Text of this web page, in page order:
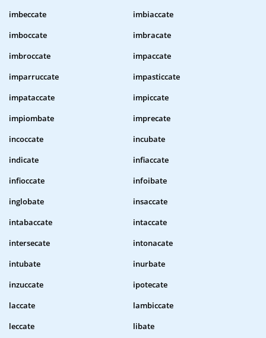
imbeccate
imbiaccate
imboccate
imbracate
imbroccate
impaccate
imparruccate
impasticcate
impataccate
impiccate
impiombate
imprecate
incoccate
incubate
indicate
infiaccate
infioccate
infoibate
inglobate
insaccate
intabaccate
intaccate
intersecate
intonacate
intubate
inurbate
inzuccate
ipotecate
laccate
lambiccate
leccate
libate